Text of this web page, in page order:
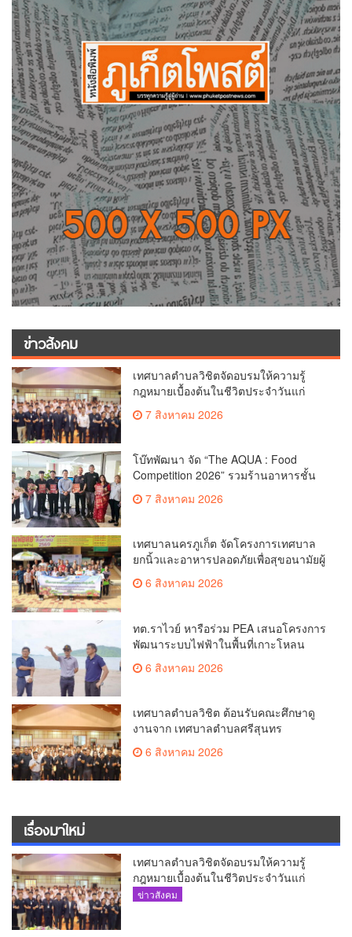
ข่าวสังคม
เทศบาลตำบลวิชิตจัดอบรมให้ความรู้
กฎหมายเบื้องต้นในชีวิตประจำวันแก่
7 สิงหาคม 2026
โบ๊ทพัฒนา จัด “The AQUA : Food
Competition 2026” รวมร้านอาหารชั้น
ศักยภาพ Food Destination ย่านเชิงทะเล
7 สิงหาคม 2026
เทศบาลนครภูเก็ต จัดโครงการเทศบาล
ยกนิ้วและอาหารปลอดภัยเพื่อสุขอนามัยผู้
บริโภค
6 สิงหาคม 2026
ทต.ราไวย์ หารือร่วม PEA เสนอโครงการ
พัฒนาระบบไฟฟ้าในพื้นที่เกาะโหลน
6 สิงหาคม 2026
เทศบาลตำบลวิชิต ต้อนรับคณะศึกษาดู
งานจาก เทศบาลตำบลศรีสุนทร
6 สิงหาคม 2026
เรื่องมาใหม่
เทศบาลตำบลวิชิตจัดอบรมให้ความรู้
กฎหมายเบื้องต้นในชีวิตประจำวันแก่
เยาวชน
ข่าวสังคม